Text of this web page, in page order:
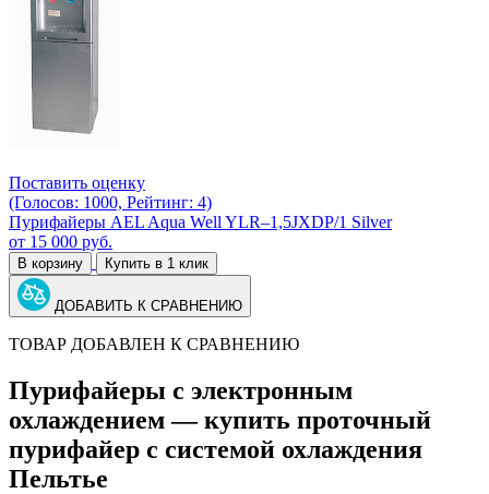
Поставить оценку
(Голосов: 1000, Рейтинг: 4)
Пурифайеры AEL Aqua Well YLR–1,5JXDP/1 Silver
от 15 000 руб.
В корзину Купить в 1 клик
ДОБАВИТЬ К СРАВНЕНИЮ
ТОВАР ДОБАВЛЕН К СРАВНЕНИЮ
Пурифайеры с электронным
охлаждением — купить проточный
пурифайер с системой охлаждения
Пельтье